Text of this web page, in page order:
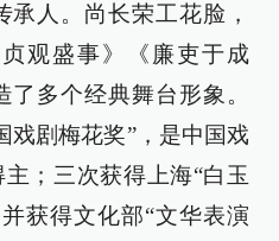
承人。尚长荣工花脸，
观盛事》《廉吏于成
多个经典舞台形象。
戏剧梅花奖”，是中国戏
；三次获得上海“白玉
获得文化部“文华表演